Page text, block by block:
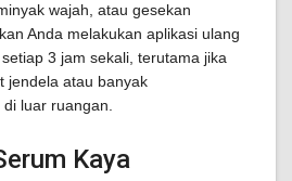
wajah, atau gesekan
Anda melakukan aplikasi ulang
setiap 3 jam sekali, terutama jika
jendela atau banyak
luar ruangan.
Kaya